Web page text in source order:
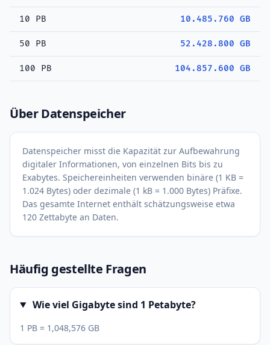
10 PB 10.485.760 GB
50 PB 52.428.800 GB
100 PB 104.857.600 GB
Über Datenspeicher
Datenspeicher misst die Kapazität zur Aufbewahrung
digitaler Informationen, von einzelnen Bits bis zu
Exabytes. Speichereinheiten verwenden binäre (1 KB =
1.024 Bytes) oder dezimale (1 kB = 1.000 Bytes) Präfixe.
Das gesamte Internet enthält schätzungsweise etwa
120 Zettabyte an Daten.
Häufig gestellte Fragen
Wie viel Gigabyte sind 1 Petabyte?
1 PB = 1,048,576 GB